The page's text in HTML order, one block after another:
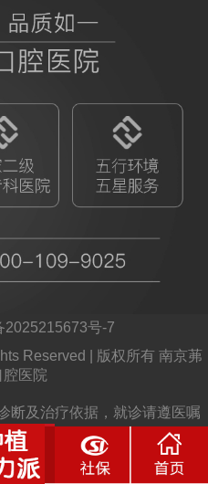
2025215673号-7
Reserved | 版权所有 南京茀
医院
断及治疗依据，就诊请遵医嘱